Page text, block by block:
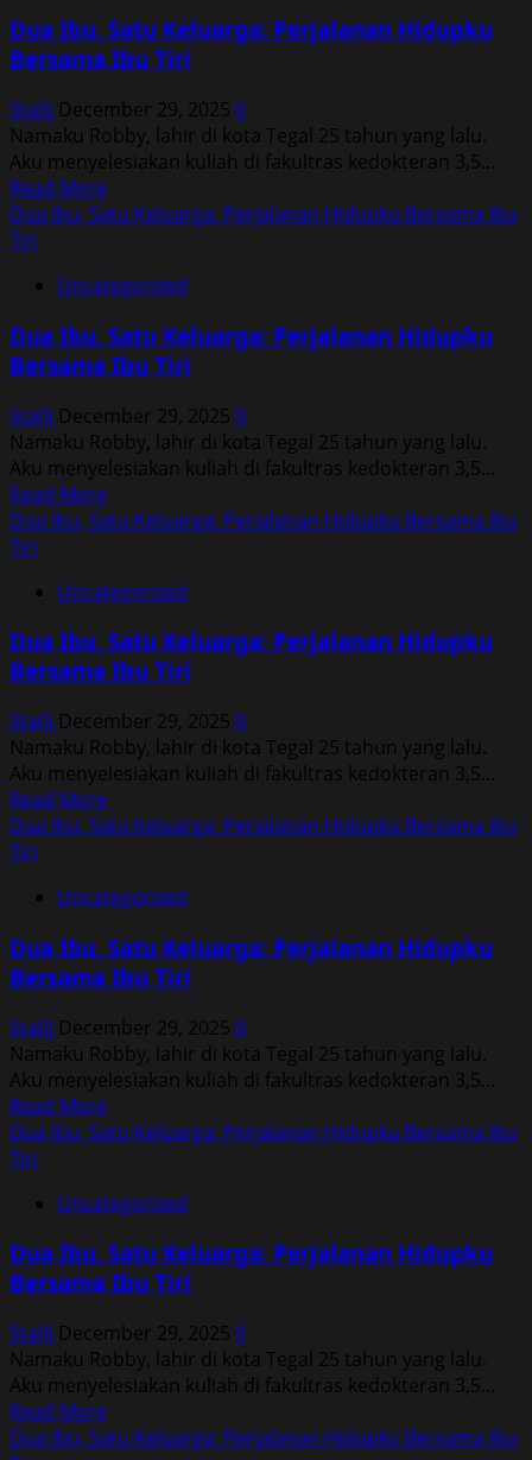
Keluarga:
Perjalanan
Bersama
Ibu
Tiri
Dua Ibu, Satu Keluarga: Perjalanan Hidupku
Bersama Ibu Tiri
5ta0j December 29, 2025 0
Namaku Robby, lahir di kota Tegal 25 tahun yang lalu.
Aku menyelesiakan kuliah di fakultras kedokteran 3,5...
Read MoreRead
more
Ibu,
Keluarga:
Perjalanan
Bersama
Ibu
Tiri
Dua Ibu, Satu Keluarga: Perjalanan Hidupku Bersama Ibu
Tiri
Uncategorized
Dua Ibu, Satu Keluarga: Perjalanan Hidupku
Bersama Ibu Tiri
5ta0j December 29, 2025 0
Namaku Robby, lahir di kota Tegal 25 tahun yang lalu.
Aku menyelesiakan kuliah di fakultras kedokteran 3,5...
Read MoreRead
more
Ibu,
Keluarga:
Perjalanan
Bersama
Ibu
Tiri
Dua Ibu, Satu Keluarga: Perjalanan Hidupku Bersama Ibu
Tiri
Uncategorized
Dua Ibu, Satu Keluarga: Perjalanan Hidupku
Bersama Ibu Tiri
5ta0j December 29, 2025 0
Namaku Robby, lahir di kota Tegal 25 tahun yang lalu.
Aku menyelesiakan kuliah di fakultras kedokteran 3,5...
Read MoreRead
more
Ibu,
Keluarga:
Perjalanan
Bersama
Ibu
Tiri
Dua Ibu, Satu Keluarga: Perjalanan Hidupku Bersama Ibu
Tiri
Uncategorized
Dua Ibu, Satu Keluarga: Perjalanan Hidupku
Bersama Ibu Tiri
5ta0j December 29, 2025 0
Namaku Robby, lahir di kota Tegal 25 tahun yang lalu.
Aku menyelesiakan kuliah di fakultras kedokteran 3,5...
Read MoreRead
more
Ibu,
Keluarga:
Perjalanan
Bersama
Ibu
Tiri
Dua Ibu, Satu Keluarga: Perjalanan Hidupku Bersama Ibu
Tiri
Uncategorized
Dua Ibu, Satu Keluarga: Perjalanan Hidupku
Bersama Ibu Tiri
5ta0j December 29, 2025 0
Namaku Robby, lahir di kota Tegal 25 tahun yang lalu.
Aku menyelesiakan kuliah di fakultras kedokteran 3,5...
Read MoreRead
more
Dua Ibu, Satu Keluarga: Perjalanan Hidupku Bersama Ibu